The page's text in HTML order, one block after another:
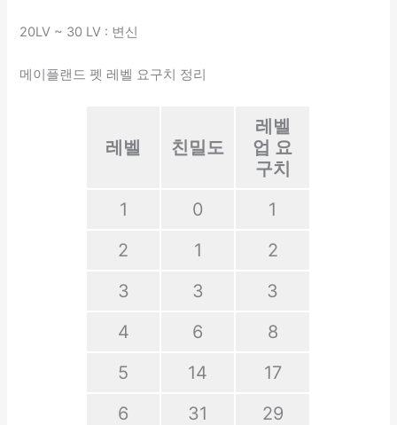
20LV ~ 30 LV : 변신
메이플랜드 펫 레벨 요구치 정리
레벨 친밀도
레벨
업 요
구치
1
0
1
2
1
2
3
3
3
4
6
8
5
14
17
6
31
29